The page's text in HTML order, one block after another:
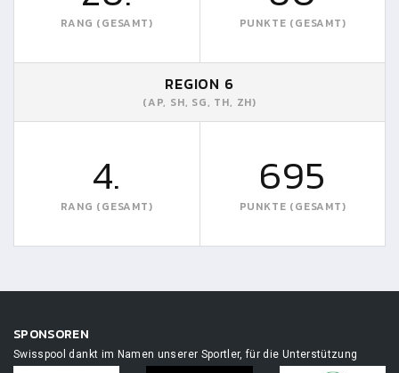
RANG (GESAMT) PUNKTE (GESAMT)
REGION 6
(AP, SH, SG, TH, ZH)
4.
RANG (GESAMT)
695
PUNKTE (GESAMT)
SPONSOREN
Swisspool dankt im Namen unserer Sportler, für die Unterstützung